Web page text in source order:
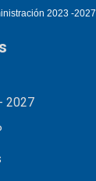
2023 -2027
2027